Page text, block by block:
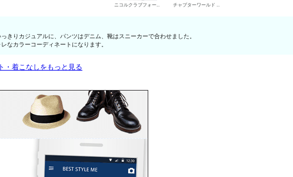
ニコルクラブフォーメン デニムパンツ・ジーンズ チャプターワールド ローカットスニーカー
きりカジュアルに、パンツはデニム、靴はスニーカーで合わせました。
なカラーコーディネートになります。
・着こなしをもっと見る